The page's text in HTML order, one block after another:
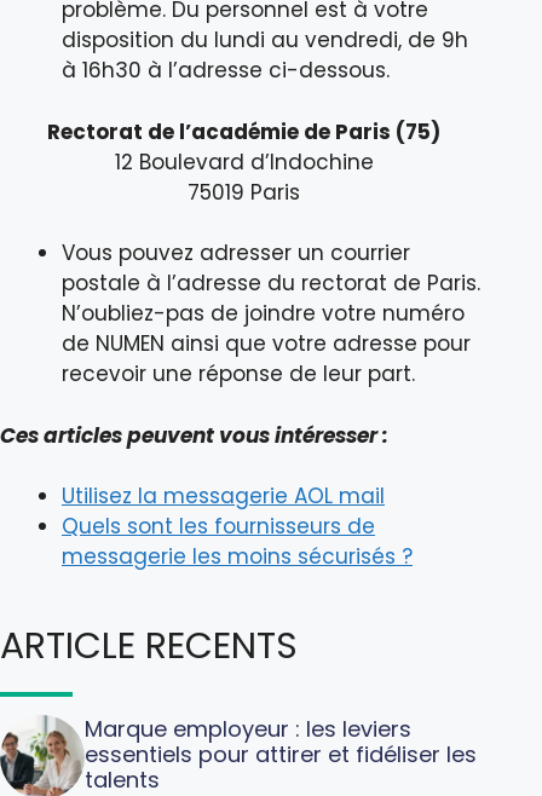
problème. Du personnel est à votre
disposition du lundi au vendredi, de 9h
à 16h30 à l’adresse ci-dessous.
Rectorat de l’académie de Paris (75)
12 Boulevard d’Indochine
75019 Paris
Vous pouvez adresser un courrier
postale à l’adresse du rectorat de Paris.
N’oubliez-pas de joindre votre numéro
de NUMEN ainsi que votre adresse pour
recevoir une réponse de leur part.
Ces articles peuvent vous intéresser :
Utilisez la messagerie AOL mail
Quels sont les fournisseurs de
messagerie les moins sécurisés ?
ARTICLE RECENTS
Marque employeur : les leviers
essentiels pour attirer et fidéliser les
talents